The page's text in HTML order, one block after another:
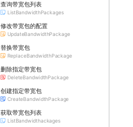
查询带宽包列表
ListBandwidthPackages
修改带宽包的配置
UpdateBandwidthPackage
替换带宽包
ReplaceBandwidthPackage
删除指定带宽包
DeleteBandwidthPackage
创建指定带宽包
CreateBandwidthPackage
获取带宽包列表
ListBandwidthackages